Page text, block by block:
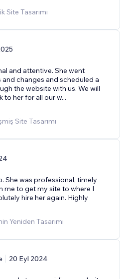
Site Tasarımı
and attentive. She went
changes and scheduled a
the website with us. We will
to her for all our w...
Site Tasarımı
She was professional, timely
me to get my site to where I
hire her again. Highly
Yeniden Tasarımı
20 Eyl 2024